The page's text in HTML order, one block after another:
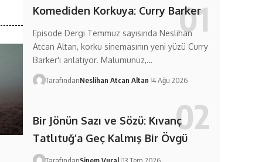
Komediden Korkuya: Curry Barker
Episode Dergi Temmuz sayısında Neslihan
Atcan Altan, korku sinemasının yeni yüzü Curry
Barker'ı anlatıyor. Malumunuz,…
TarafındanNeslihan Atcan Altan 4 Ağu 2026
Bir Jönün Sazı ve Sözü: Kıvanç
Tatlıtuğ’a Geç Kalmış Bir Övgü